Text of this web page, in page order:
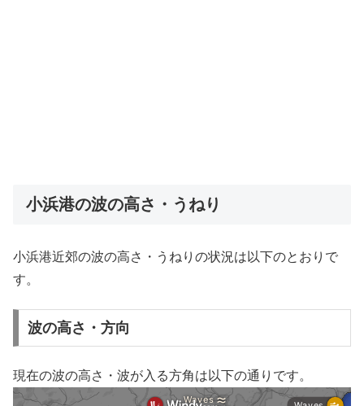
小浜港の波の高さ・うねり
小浜港近郊の波の高さ・うねりの状況は以下のとおりで
す。
波の高さ・方向
現在の波の高さ・波が入る方角は以下の通りです。